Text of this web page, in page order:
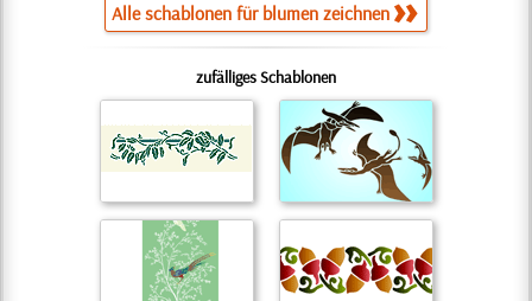
Alle schablonen für blumen zeichnen
zufälliges Schablonen